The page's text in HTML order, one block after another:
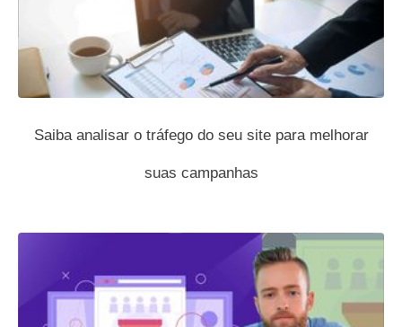
Saiba analisar o tráfego do seu site para melhorar
suas campanhas